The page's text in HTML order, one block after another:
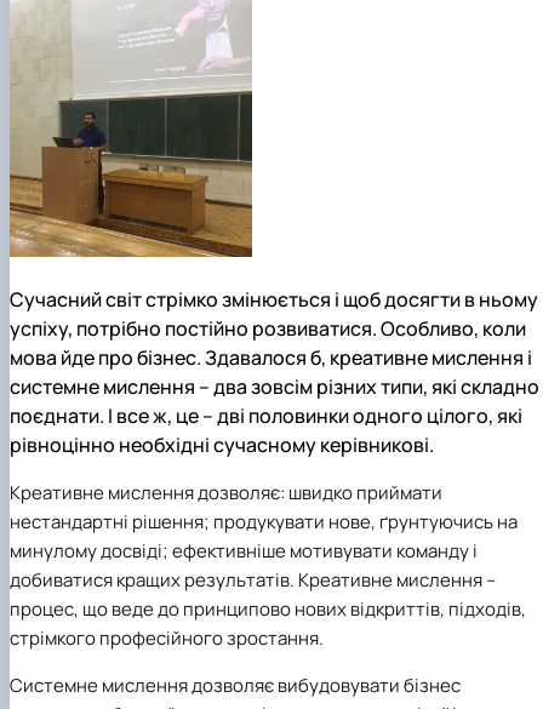
Сучасний світ стрімко змінюється і щоб досягти в ньому
успіху, потрібно постійно розвиватися.Особливо, коли
мова йде про бізнес. Здавалося б, креативне мислення і
системне мислення – два зовсім різних типи, які складно
поєднати. І все ж, це – дві половинки одного цілого, які
рівноцінно необхідні сучасному керівникові.
Креативне мислення дозволяє: швидко приймати
нестандартні рішення; продукувати нове, ґрунтуючись на
минулому досвіді; ефективніше мотивувати команду і
добиватися кращих результатів. Креативне мислення –
процес, що веде до принципово нових відкриттів, підходів,
стрімкого професійного зростання.
Системне мислення дозволяє вибудовувати бізнес